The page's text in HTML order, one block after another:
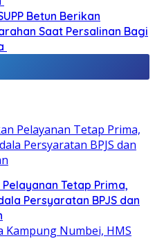
Betun Berikan
Saat Persalinan Bagi
Pelayanan Tetap Prima,
Persyaratan BPJS dan